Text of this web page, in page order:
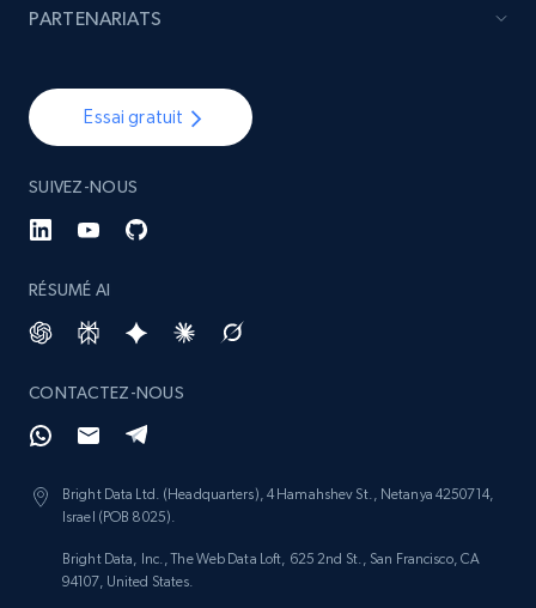
Essai gratuit
SUIVEZ-NOUS
RÉSUMÉ AI
CONTACTEZ-NOUS
Bright Data Ltd. (Headquarters), 4 Hamahshev St., Netanya 4250714,
Israel (POB 8025).
Bright Data, Inc., The Web Data Loft, 625 2nd St., San Francisco, CA
94107, United States.
PARTENARIATS